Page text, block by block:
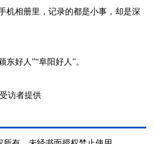
相册里，记录的都是小事，却是深
好人”“阜阳好人”。
访者提供